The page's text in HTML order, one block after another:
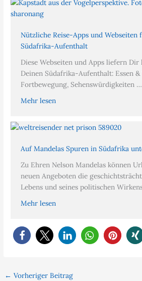
Nützliche Reise-Apps und Webseiten
Südafrika-Aufenthalt
Diese Webseiten und Apps liefern
Deinen Südafrika-Aufenthalt: Essen
Fortbewegung, Sehenswürdigkeiten …
Mehr lesen
Auf Mandelas Spuren in Südafrika
Zu Ehren Nelson Mandelas können
neuen Angeboten die
Lebens und seines politischen
Mehr lesen
← Vorheriger Beitrag